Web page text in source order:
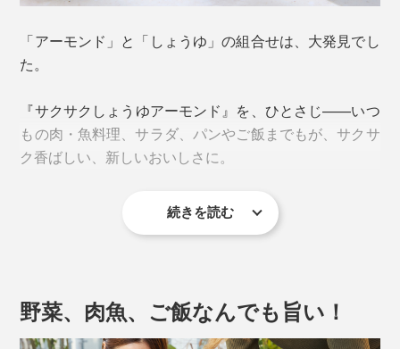
「アーモンド」と「しょうゆ」の組合せは、大発見でし
た。
『サクサクしょうゆアーモンド』を、ひとさじ——いつ
もの肉・魚料理、サラダ、パンやご飯までもが、サクサ
ク香ばしい、新しいおいしさに。
続きを読む
野菜、肉魚、ご飯なんでも旨い！